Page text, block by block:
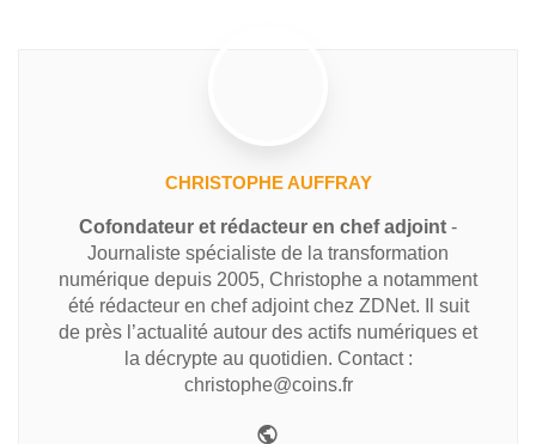
CHRISTOPHE AUFFRAY
Cofondateur et rédacteur en chef adjoint -
Journaliste spécialiste de la transformation
numérique depuis 2005, Christophe a notamment
été rédacteur en chef adjoint chez ZDNet. Il suit
de près l’actualité autour des actifs numériques et
la décrypte au quotidien. Contact :
christophe@coins.fr